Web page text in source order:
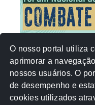
NUVEM DE TAGS
Acontece na Rede
O nosso portal utiliza
aprimorar a
nossos usuários. O
de desempenho e
cookies utilizados